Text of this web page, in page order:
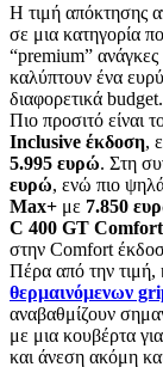
Η τιμή απόκτησης
σε μια κατηγορία
“premium”
καλύπτουν ένα
διαφορετικά budget.
Πιο προσιτό είναι
Inclusive έκδοση,
5.995 ευρώ. Στη
ευρώ, ενώ πιο ψηλά
Max+ με 7.850
C 400 GT Comfort
στην Comfort
Πέρα από την τιμή,
θερμαινόμενων
αναβαθμίζουν
με μια κουβέρτα
και άνεση ακόμη